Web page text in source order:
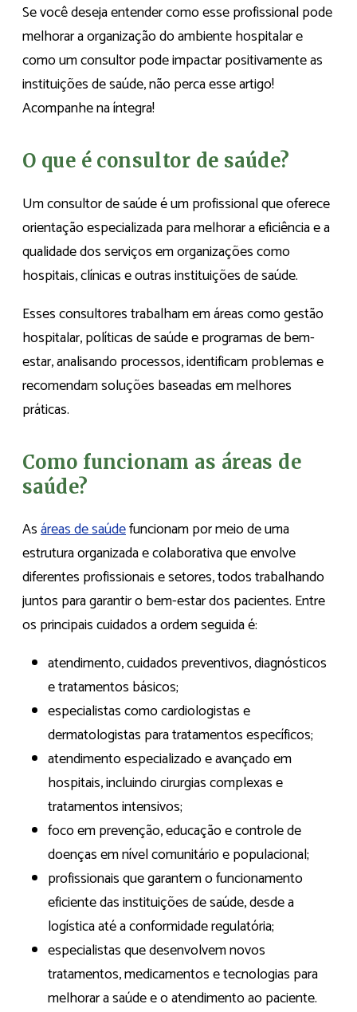
Se você deseja entender como esse profissional pode
melhorar a organização do ambiente hospitalar e
como um consultor pode impactar positivamente as
instituições de saúde, não perca esse artigo!
Acompanhe na íntegra!
O que é consultor de saúde?
Um consultor de saúde é um profissional que oferece
orientação especializada para melhorar a eficiência e a
qualidade dos serviços em organizações como
hospitais, clínicas e outras instituições de saúde.
Esses consultores trabalham em áreas como gestão
hospitalar, políticas de saúde e programas de bem-
estar, analisando processos, identificam problemas e
recomendam soluções baseadas em melhores
práticas.
Como funcionam as áreas de
saúde?
Asáreas de saúdefuncionam por meio de uma
estrutura organizada e colaborativa que envolve
diferentes profissionais e setores, todos trabalhando
juntos para garantir o bem-estar dos pacientes. Entre
os principais cuidados a ordem seguida é:
atendimento, cuidados preventivos, diagnósticos
e tratamentos básicos;
especialistas como cardiologistas e
dermatologistas para tratamentos específicos;
atendimento especializado e avançado em
hospitais, incluindo cirurgias complexas e
tratamentos intensivos;
foco em prevenção, educação e controle de
doenças em nível comunitário e populacional;
profissionais que garantem o funcionamento
eficiente das instituições de saúde, desde a
logística até a conformidade regulatória;
especialistas que desenvolvem novos
tratamentos, medicamentos e tecnologias para
melhorar a saúde e o atendimento ao paciente.